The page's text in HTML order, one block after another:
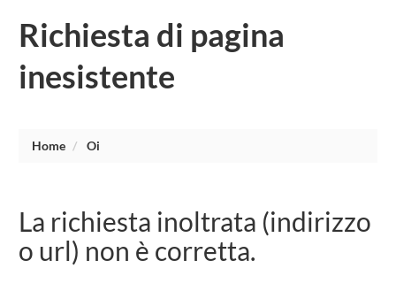
Richiesta di pagina
inesistente
Home Oi
La richiesta inoltrata (indirizzo
o url) non è corretta.